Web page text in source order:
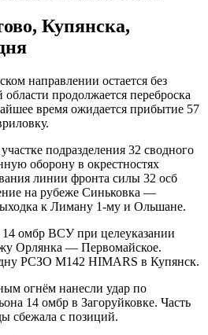
Купянска,
направлении остается без
продолжается переброска
время ожидается прибытие 57
подразделения 32 сводного
оборону в окрестностях
линии фронта силы 32 осб
на рубеже Синьковка —
к Лиману 1-му и Ольшане.
омбр ВСУ при целеуказании
Орлянка — Первомайское.
РСЗО M142 HIMARS в Купянск.
огнём нанесли удар по
14 омбр в Загоруйковке. Часть
сбежала с позиций.